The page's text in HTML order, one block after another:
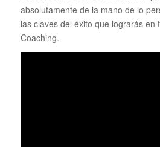
absolutamente de la mano de lo
las claves del éxito que lograrás en
Coaching.